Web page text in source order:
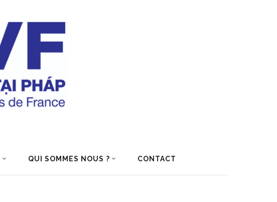
QUI SOMMES NOUS ? CONTACT